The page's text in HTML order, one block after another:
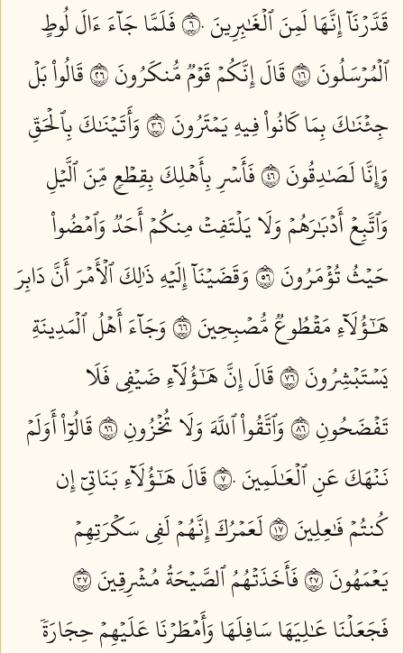
قَدَّرۡنَآ إِنَّهَا لَمِنَ ٱلۡغَٰبِرِينَ ٦٠
فَلَمَّا جَآءَ ءَالَ لُوطٍ
ٱلۡمُرۡسَلُونَ ٦١
قَالَ إِنَّكُمۡ قَوۡمٞ مُّنكَرُونَ ٦٢
قَالُواْ بَلۡ
جِئۡنَٰكَ بِمَا كَانُواْ فِيهِ يَمۡتَرُونَ ٦٣
وَأَتَيۡنَٰكَ بِٱلۡحَقِّ
وَإِنَّا لَصَٰدِقُونَ ٦٤
فَأَسۡرِ بِأَهۡلِكَ بِقِطۡعٖ مِّنَ ٱلَّيۡلِ
وَٱتَّبِعۡ أَدۡبَٰرَهُمۡ وَلَا يَلۡتَفِتۡ مِنكُمۡ أَحَدٞ وَٱمۡضُواْ
حَيۡثُ تُؤۡمَرُونَ ٦٥
وَقَضَيۡنَآ إِلَيۡهِ ذَٰلِكَ ٱلۡأَمۡرَ أَنَّ دَابِرَ
هَٰٓؤُلَآءِ مَقۡطُوعٞ مُّصۡبِحِينَ ٦٦
وَجَآءَ أَهۡلُ ٱلۡمَدِينَةِ
يَسۡتَبۡشِرُونَ ٦٧
قَالَ إِنَّ هَٰٓؤُلَآءِ ضَيۡفِي فَلَا
تَفۡضَحُونِ ٦٨
وَٱتَّقُواْ ٱللَّهَ وَلَا تُخۡزُونِ ٦٩
قَالُوٓاْ أَوَلَمۡ
نَنۡهَكَ عَنِ ٱلۡعَٰلَمِينَ ٧٠
قَالَ هَٰٓؤُلَآءِ بَنَاتِيٓ إِن
كُنتُمۡ فَٰعِلِينَ ٧١
لَعَمۡرُكَ إِنَّهُمۡ لَفِي سَكۡرَتِهِمۡ
يَعۡمَهُونَ ٧٢
فَأَخَذَتۡهُمُ ٱلصَّيۡحَةُ مُشۡرِقِينَ ٧٣
فَجَعَلۡنَا عَٰلِيَهَا سَافِلَهَا وَأَمۡطَرۡنَا عَلَيۡهِمۡ حِجَارَةٗ